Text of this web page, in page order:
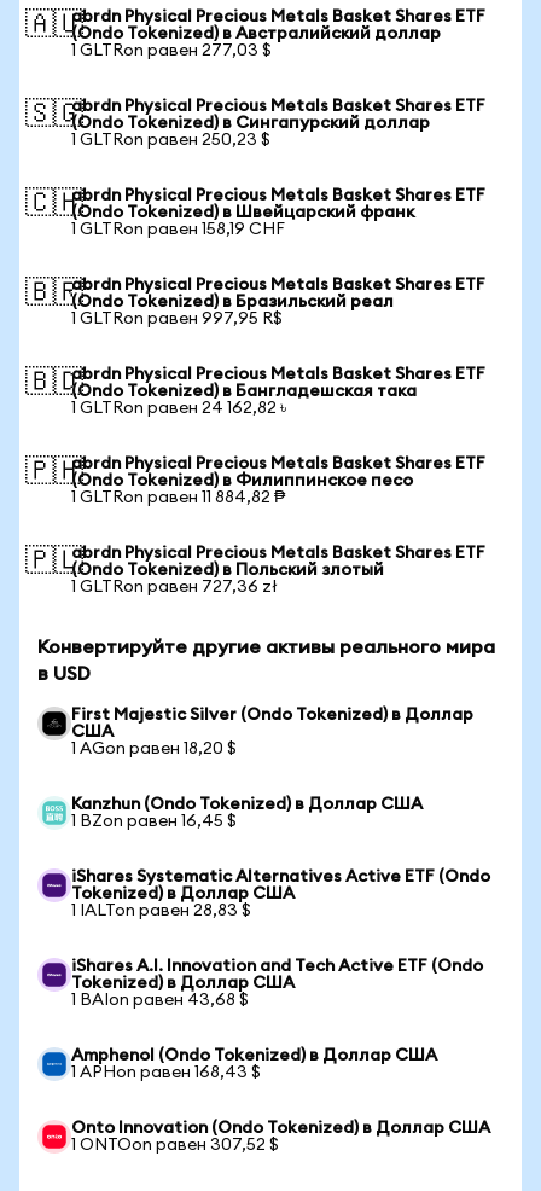
🇦🇺abrdn Physical Precious Metals Basket Shares ETF
(Ondo Tokenized) в Австралийский доллар
1 GLTRon равен 277,03 $
🇸🇬abrdn Physical Precious Metals Basket Shares ETF
(Ondo Tokenized) в Сингапурский доллар
1 GLTRon равен 250,23 $
🇨🇭abrdn Physical Precious Metals Basket Shares ETF
(Ondo Tokenized) в Швейцарский франк
1 GLTRon равен 158,19 CHF
🇧🇷abrdn Physical Precious Metals Basket Shares ETF
(Ondo Tokenized) в Бразильский реал
1 GLTRon равен 997,95 R$
🇧🇩abrdn Physical Precious Metals Basket Shares ETF
(Ondo Tokenized) в Бангладешская така
1 GLTRon равен 24 162,82 ৳
🇵🇭abrdn Physical Precious Metals Basket Shares ETF
(Ondo Tokenized) в Филиппинское песо
1 GLTRon равен 11 884,82 ₱
🇵🇱abrdn Physical Precious Metals Basket Shares ETF
(Ondo Tokenized) в Польский злотый
1 GLTRon равен 727,36 zł
Конвертируйте другие активы реального мира
в USD
First Majestic Silver (Ondo Tokenized) в Доллар
США
1 AGon равен 18,20 $
Kanzhun (Ondo Tokenized) в Доллар США
1 BZon равен 16,45 $
iShares Systematic Alternatives Active ETF (Ondo
Tokenized) в Доллар США
1 IALTon равен 28,83 $
iShares A.I. Innovation and Tech Active ETF (Ondo
Tokenized) в Доллар США
1 BAIon равен 43,68 $
Amphenol (Ondo Tokenized) в Доллар США
1 APHon равен 168,43 $
Onto Innovation (Ondo Tokenized) в Доллар США
1 ONTOon равен 307,52 $